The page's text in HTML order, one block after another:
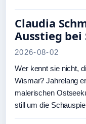
Claudia
Ausstieg bei
2026-08-02
Wer kennt sie nicht,
Wismar? Jahrelang
malerischen
still um die